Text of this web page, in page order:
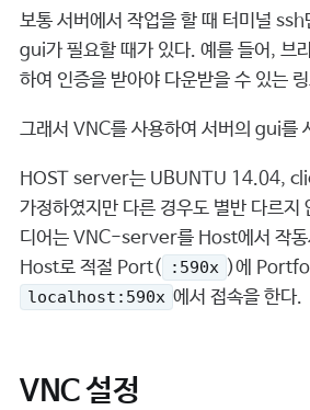
보통 서버에서 작업을 할 때 터미널
gui가 필요할 때가 있다. 예를 들어, 브
하여 인증을 받아야 다운받을 수 있는
그래서 VNC를 사용하여 서버의 gui를
HOST server는 UBUNTU 14.04,
가정하였지만 다른 경우도 별반 다르지
디어는 VNC-server를 Host에서 작
Host로 적절 Port(
:590x )에
localhost:590x 에서 접속을 한다.
VNC 설정